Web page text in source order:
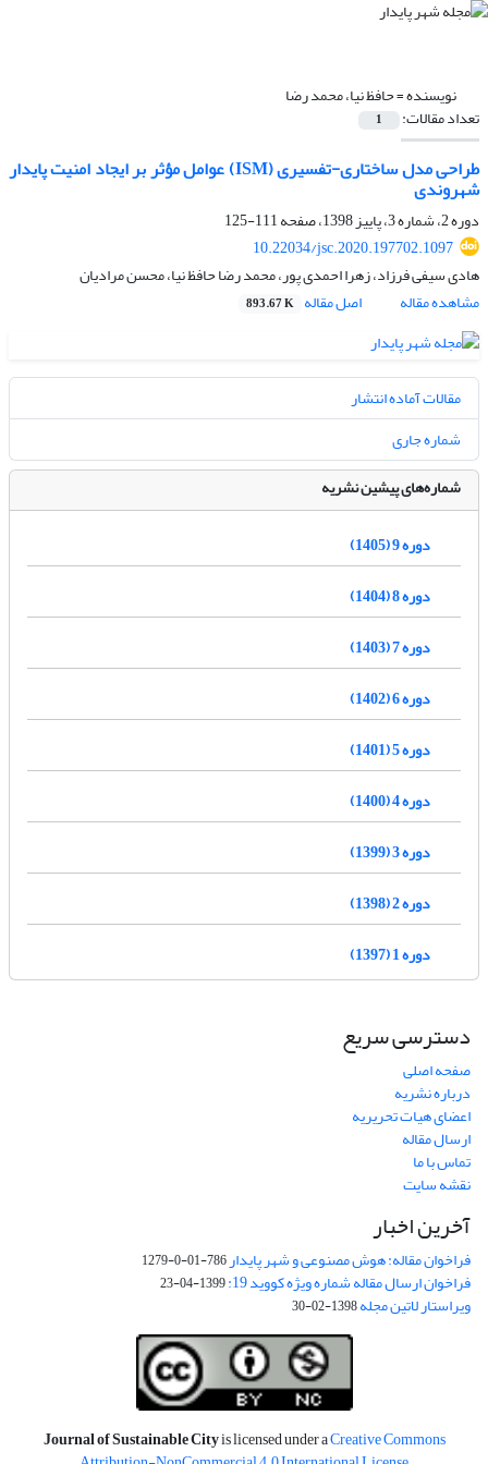
نویسنده =حافظ نیا، محمد رضا
تعداد مقالات: 1
طراحی مدل ساختاری-تفسیری (ISM) عوامل مؤثر بر ایجاد امنیت پایدار
شهروندی
دوره 2، شماره 3، پاییز 1398، صفحه
111-125
10.22034/jsc.2020.197702.1097
هادی سیفی فرزاد، زهرا احمدی پور، محمد رضا حافظ نیا، محسن مرادیان
مشاهده مقاله
اصل مقاله 893.67 K
مقالات آماده انتشار
شماره جاری
شماره‌های پیشین نشریه
دوره 9 (1405)
دوره 8 (1404)
دوره 7 (1403)
دوره 6 (1402)
دوره 5 (1401)
دوره 4 (1400)
دوره 3 (1399)
دوره 2 (1398)
دوره 1 (1397)
دسترسی سریع
صفحه اصلی
درباره نشریه
اعضای هیات تحریریه
ارسال مقاله
تماس با ما
نقشه سایت
آخرین اخبار
فراخوان مقاله: هوش مصنوعی و شهر پایدار786-01-0-1279
فراخوان ارسال مقاله شماره ویژه کووید 19: 1399-04-23
ویراستار لاتین مجله1398-02-30
Journal of Sustainable Cityis licensed under aCreative Commons